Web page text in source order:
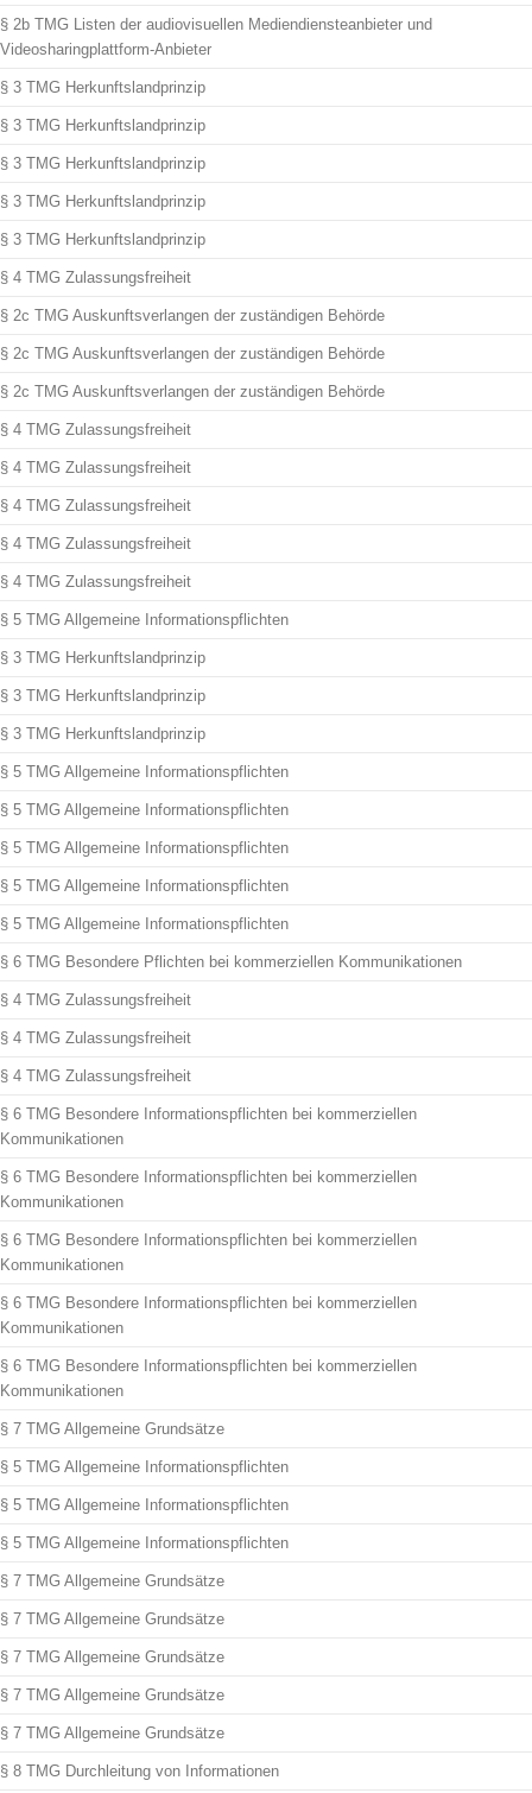
§ 2b TMG Listen der audiovisuellen Mediendiensteanbieter und
Videosharingplattform-Anbieter
§ 3 TMG Herkunftslandprinzip
§ 3 TMG Herkunftslandprinzip
§ 3 TMG Herkunftslandprinzip
§ 3 TMG Herkunftslandprinzip
§ 3 TMG Herkunftslandprinzip
§ 4 TMG Zulassungsfreiheit
§ 2c TMG Auskunftsverlangen der zuständigen Behörde
§ 2c TMG Auskunftsverlangen der zuständigen Behörde
§ 2c TMG Auskunftsverlangen der zuständigen Behörde
§ 4 TMG Zulassungsfreiheit
§ 4 TMG Zulassungsfreiheit
§ 4 TMG Zulassungsfreiheit
§ 4 TMG Zulassungsfreiheit
§ 4 TMG Zulassungsfreiheit
§ 5 TMG Allgemeine Informationspflichten
§ 3 TMG Herkunftslandprinzip
§ 3 TMG Herkunftslandprinzip
§ 3 TMG Herkunftslandprinzip
§ 5 TMG Allgemeine Informationspflichten
§ 5 TMG Allgemeine Informationspflichten
§ 5 TMG Allgemeine Informationspflichten
§ 5 TMG Allgemeine Informationspflichten
§ 5 TMG Allgemeine Informationspflichten
§ 6 TMG Besondere Pflichten bei kommerziellen Kommunikationen
§ 4 TMG Zulassungsfreiheit
§ 4 TMG Zulassungsfreiheit
§ 4 TMG Zulassungsfreiheit
§ 6 TMG Besondere Informationspflichten bei kommerziellen
Kommunikationen
§ 6 TMG Besondere Informationspflichten bei kommerziellen
Kommunikationen
§ 6 TMG Besondere Informationspflichten bei kommerziellen
Kommunikationen
§ 6 TMG Besondere Informationspflichten bei kommerziellen
Kommunikationen
§ 6 TMG Besondere Informationspflichten bei kommerziellen
Kommunikationen
§ 7 TMG Allgemeine Grundsätze
§ 5 TMG Allgemeine Informationspflichten
§ 5 TMG Allgemeine Informationspflichten
§ 5 TMG Allgemeine Informationspflichten
§ 7 TMG Allgemeine Grundsätze
§ 7 TMG Allgemeine Grundsätze
§ 7 TMG Allgemeine Grundsätze
§ 7 TMG Allgemeine Grundsätze
§ 7 TMG Allgemeine Grundsätze
§ 8 TMG Durchleitung von Informationen